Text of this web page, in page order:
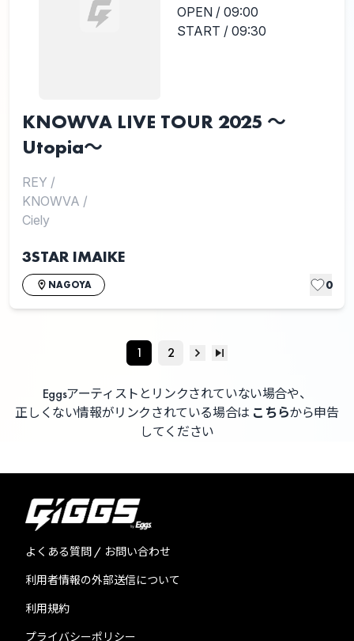
OPEN / 09:00
START / 09:30
KNOWVA LIVE TOUR 2025 〜
Utopia〜
REY /
KNOWVA /
Ciely
3STAR IMAIKE
NAGOYA 0
1 2
Eggsアーティストとリンクされていない場合や、
正しくない情報がリンクされている場合は こちらから申告
してください
よくある質問 / お問い合わせ
利用者情報の外部送信について
利用規約
プライバシーポリシー